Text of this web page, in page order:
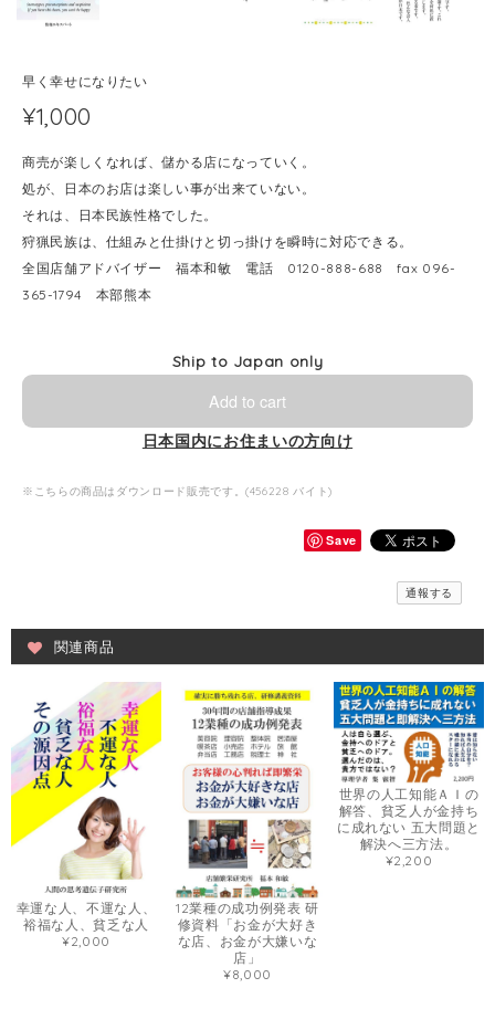
早く幸せになりたい
¥1,000
商売が楽しくなれば、儲かる店になっていく。
処が、日本のお店は楽しい事が出来ていない。
それは、日本民族性格でした。
狩猟民族は、仕組みと仕掛けと切っ掛けを瞬時に対応できる。
全国店舗アドバイザー 福本和敏 電話 0120-888-688 fax 096-
365-1794 本部熊本
Ship to Japan only
Add to cart
日本国内にお住まいの方向け
※こちらの商品はダウンロード販売です。(456228 バイト)
Save
通報する
関連商品
幸運な人、不運な人、
裕福な人、貧乏な人
¥2,000
12業種の成功例発表 研
修資料「お金が大好き
な店、お金が大嫌いな
店」
¥8,000
世界の人工知能ＡＩの
解答、貧乏人が金持ち
に成れない 五大問題と
解決へ三方法。
¥2,200